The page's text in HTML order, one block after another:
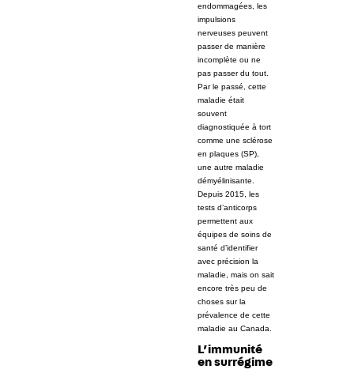
endommagées, les
impulsions
nerveuses peuvent
passer de manière
incomplète ou ne
pas passer du tout.
Par le passé, cette
maladie était
souvent
diagnostiquée à tort
comme une sclérose
en plaques (SP),
une autre maladie
démyélinisante.
Depuis 2015, les
tests d’anticorps
permettent aux
équipes de soins de
santé d’identifier
avec précision la
maladie, mais on sait
encore très peu de
choses sur la
prévalence de cette
maladie au Canada.
L’immunité
en surrégime